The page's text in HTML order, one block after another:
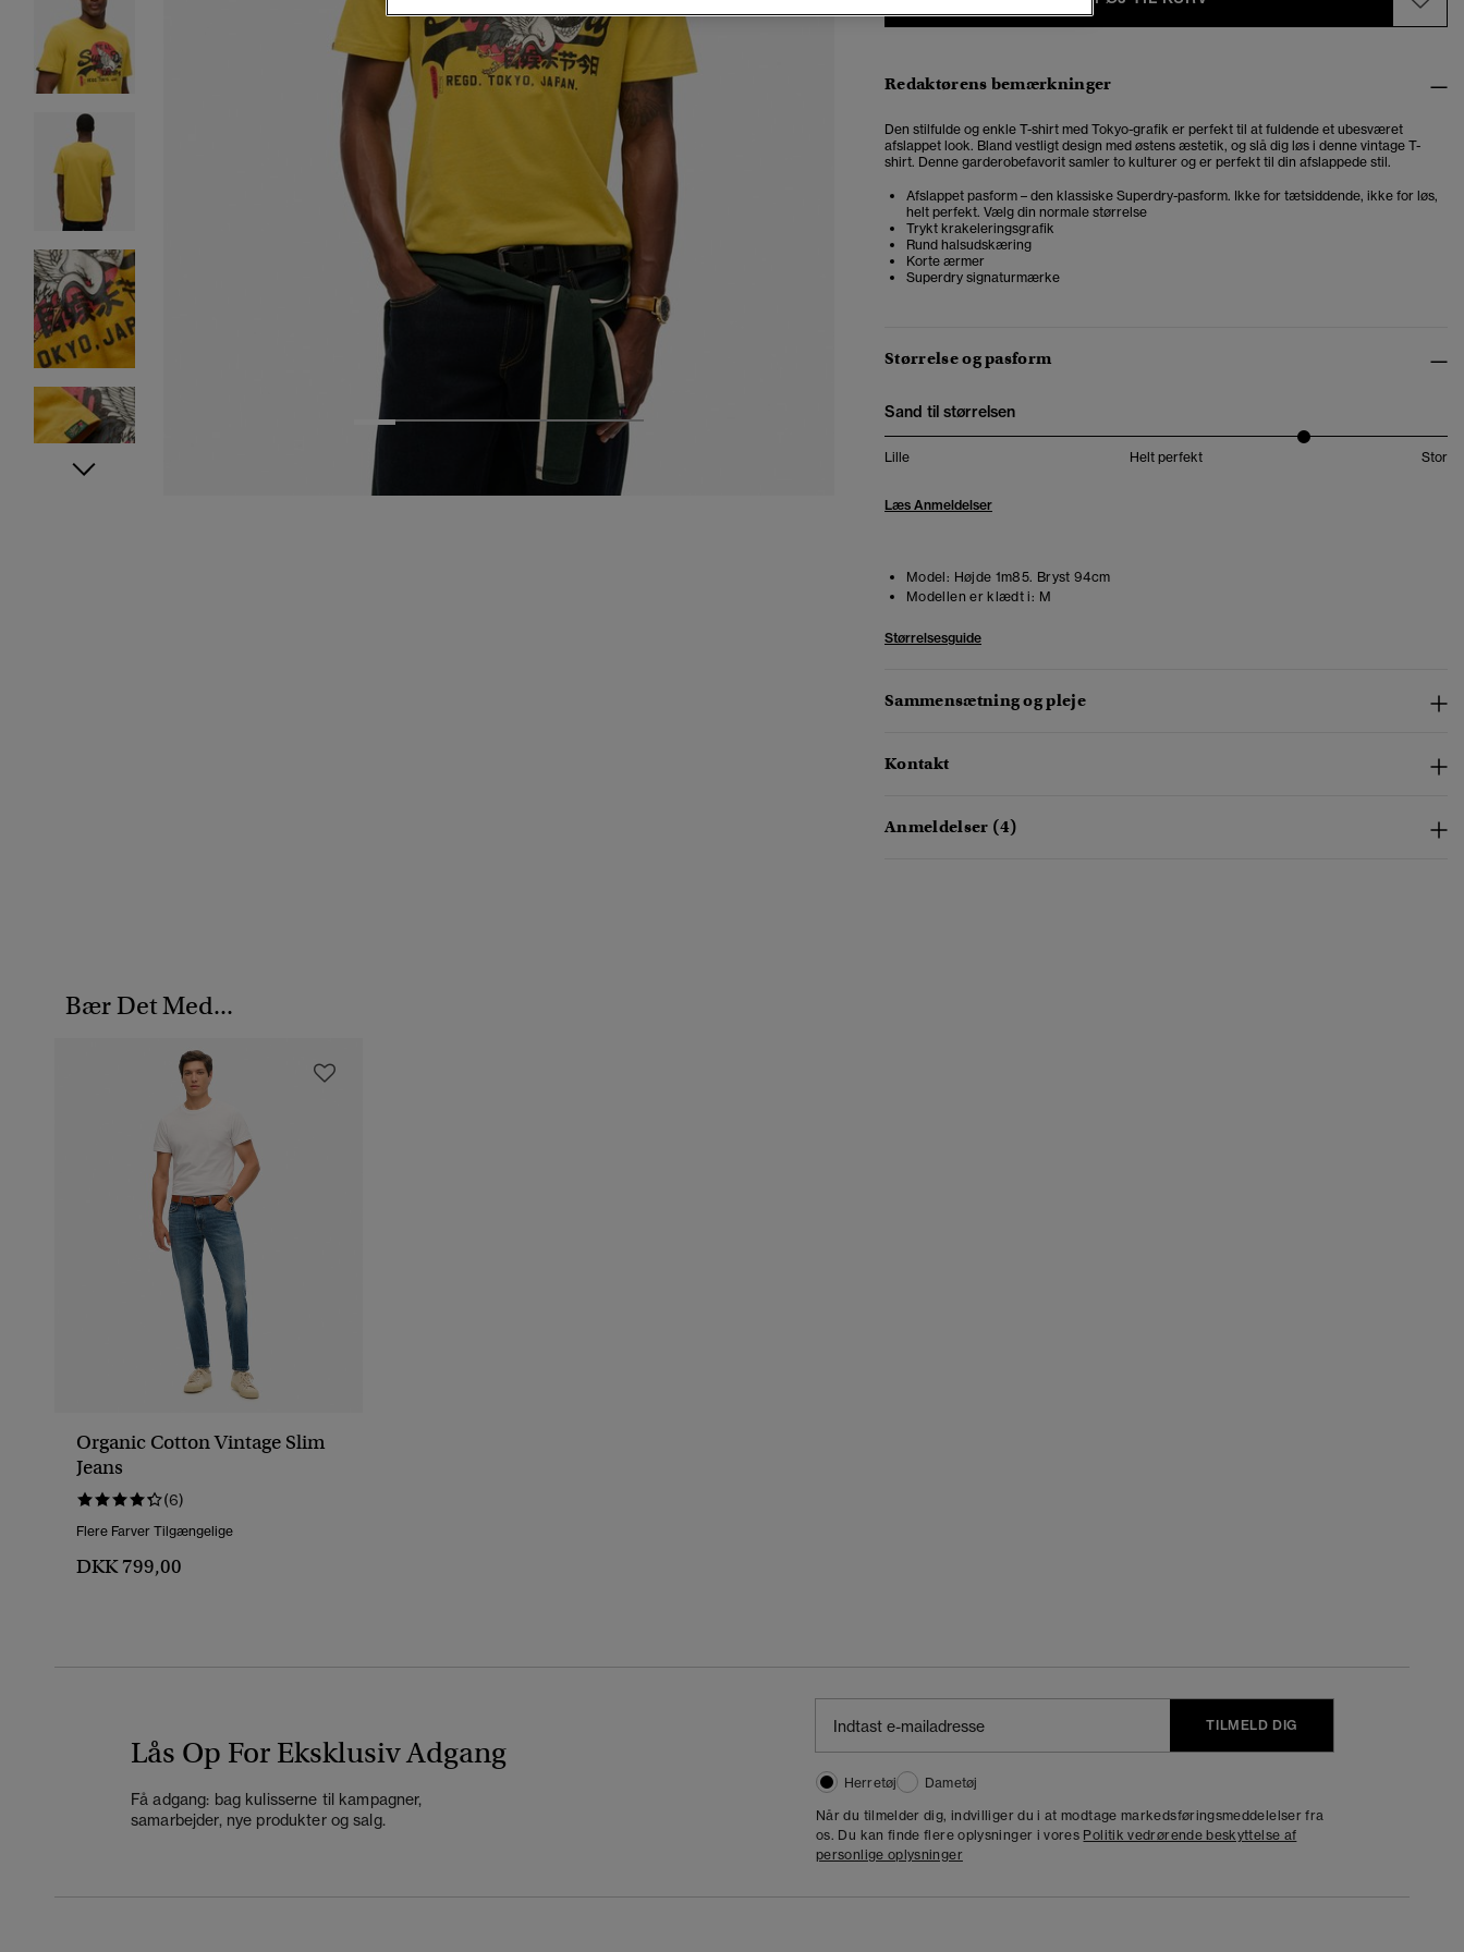
1 5 7
Redaktørens bemærkninger
Den stilfulde og enkle T-shirt med Tokyo-grafik er perfekt til at fuldende et ubesværet
afslappet look. Bland vestligt design med østens æstetik, og slå dig løs i denne vintage T-
shirt. Denne garderobefavorit samler to kulturer og er perfekt til din afslappede stil.
Afslappet pasform – den klassiske Superdry-pasform. Ikke for tætsiddende, ikke for løs,
helt perfekt. Vælg din normale størrelse
Trykt krakeleringsgrafik
Rund halsudskæring
Korte ærmer
Superdry signaturmærke
Størrelse og pasform
Sand til størrelsen
Lille Helt perfekt Stor
Læs Anmeldelser
Model: Højde 1m85. Bryst 94cm
Modellen er klædt i: M
Størrelsesguide
Sammensætning og pleje
Kontakt
Anmeldelser (4)
Bær Det Med...
Organic Cotton Vintage Slim
Jeans
(6)
Flere Farver Tilgængelige
DKK 799,00
Lås Op For Eksklusiv Adgang
Få adgang: bag kulisserne til kampagner,
samarbejder, nye produkter og salg.
TILMELD DIG
Herretøj
Dametøj
Når du tilmelder dig, indvilliger du i at modtage markedsføringsmeddelelser fra
os. Du kan finde flere oplysninger i vores Politik vedrørende beskyttelse af
personlige oplysninger